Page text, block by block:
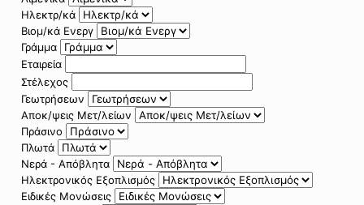
Ηλεκτρ/κά
Βιομ/κά Ενεργ
Γράμμα
Εταιρεία
Στέλεχος
Γεωτρήσεων
Αποκ/ψεις Μετ/λείων
Πράσινο
Πλωτά
Νερά - Απόβλητα
Ηλεκτρονικός Εξοπλισμός
Ειδικές Μονώσεις